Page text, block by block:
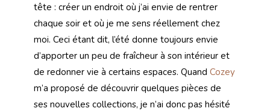
tête : créer un endroit où j’ai envie de rentrer
chaque soir et où je me sens réellement chez
moi. Ceci étant dit, l’été donne toujours envie
d’apporter un peu de fraîcheur à son intérieur et
de redonner vie à certains espaces. Quand Cozey
m’a proposé de découvrir quelques pièces de
ses nouvelles collections, je n’ai donc pas hésité